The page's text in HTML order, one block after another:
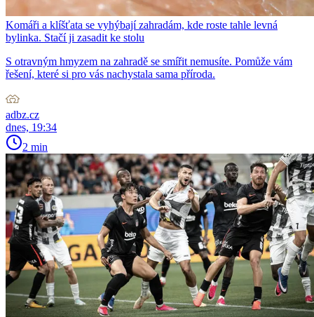
Komáři a klíšťata se vyhýbají zahradám, kde roste tahle levná
bylinka. Stačí ji zasadit ke stolu
S otravným hmyzem na zahradě se smířit nemusíte. Pomůže vám
řešení, které si pro vás nachystala sama příroda.
adbz.cz
dnes, 19:34
2 min